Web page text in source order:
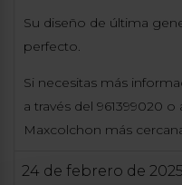
Su diseño de última
perfecto.
Si necesitas más
a través del 961399020
Maxcolchon más
24 de febrero de 2025